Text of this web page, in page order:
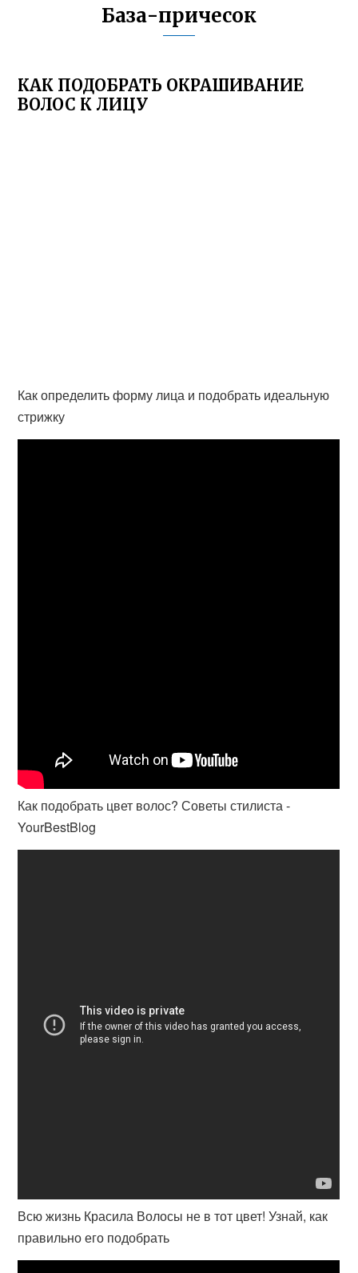
База-причесок
КАК ПОДОБРАТЬ ОКРАШИВАНИЕ
ВОЛОС К ЛИЦУ
Как определить форму лица и подобрать идеальную
стрижку
Как подобрать цвет волос? Советы стилиста -
YourBestBlog
Всю жизнь Красила Волосы не в тот цвет! Узнай, как
правильно его подобрать